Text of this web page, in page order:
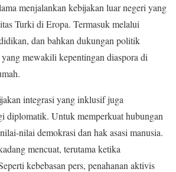
menjalankan kebijakan luar negeri yang
Turki di Eropa. Termasuk melalui
dan bahkan dukungan politik
mewakili kepentingan diaspora di
integrasi yang inklusif juga
diplomatik. Untuk memperkuat hubungan
nilai demokrasi dan hak asasi manusia.
mencuat, terutama ketika
kebebasan pers, penahanan aktivis